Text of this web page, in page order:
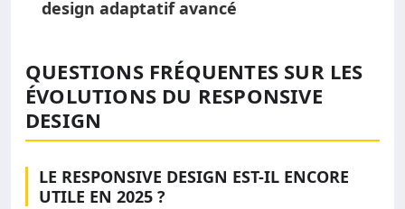
design adaptatif avancé
QUESTIONS FRÉQUENTES SUR LES
ÉVOLUTIONS DU RESPONSIVE
DESIGN
LE RESPONSIVE DESIGN EST-IL ENCORE
UTILE EN 2025 ?